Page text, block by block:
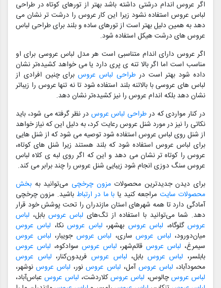
اگر عروس اندام درشتی داشته باشد بهتر از تورهای کوتاه در طراحی
لباس عروس استفاده نشود زیرا این کار عروس را درشت تر نشان می
دهد به همین دلیل بهتر است از تورهای ساده و بلند برای طراحی لباس
عروس های درشت هیکل استفاده شود.
اگر عروس دارای اندام متناسبی است هر مدل لباس عروسی برای او
مناسب است اما اگر بالا تنه ی پری دارد یا می خواهد کشیده‌تر نشان
داده شود بهتر است درطراحی لباس عروسبرای چنین افرادی از
لباس های عروسی با بالاتنه بلند استفاده شود تا نه تنها عروس را زیباتر
نشان دهد بلکه اندام عروس را نیز کشیده‌تر نشان دهد.
در کنار مواردی که در طراحی لباس عروس در نظر گرفته می شود، باید
نکاتی را نیز در مورد شنل عروس رعایت کرد، به دلیل این که نیاز خواهد
از شنل روی لباس عروس استفاده شود توصیه می شود که از شنل هایی
برای لباس عروس استفاده شود که بلند هستند زیرا شنل های کوتاه،
عروس را کوتاه تر نشان می دهد و این که اگر روی لبه ی کلاه لباس
عروس سنگ دوزی انجام شود زیبایی شنل عروس را چند برابر می کند.
برای دیدن جدیدترین محصولاتمزون چرخچی می‌توانید به بخش
محصولات سایت مراجعه کنید یا با ما در ارتباط باشید. مزون چرخچی
آمادگی دارد تا همه شهرهای استان مازندران را تحت پوشش خود قرار
دهد. شما می‌توانید با استفاده از تگ‌های لباس عروس بابل، لباس
عروسگلوگاه، لباس عروس بهشهر، لباس عروسنکا، لباس عروس
میان‌دورود، لباس عروس ساری، لباس عروس جویبار، لباس عروس
سیمرغ، لباس عروسقائم‌شهر، لباس عروس سوادکوه، لباس عروس
بابلسر، لباس عروس بابل، لباس عروس فریدون‌کنار، لباس عروس
محمودآباد، لباس عروس آمل، لباس عروسنور، لباس عروسنوشهر،
لباس عروسچالوس، لباس عروس کلاردشت، لباس عروسعباس‌آباد،